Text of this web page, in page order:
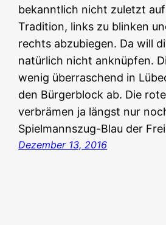
bekanntlich nicht zuletzt
Tradition, links zu blinken
rechts abzubiegen. Da will
natürlich nicht anknüpfen.
wenig überraschend in
den Bürgerblock ab. Die
verbrämen ja längst nur
Spielmannszug-Blau der
Dezember 13, 2016